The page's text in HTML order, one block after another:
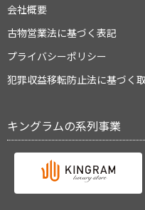
会社概要
古物営業法に基づく表記
プライバシーポリシー
犯罪収益移転防止法に基づく
キングラムの系列事業